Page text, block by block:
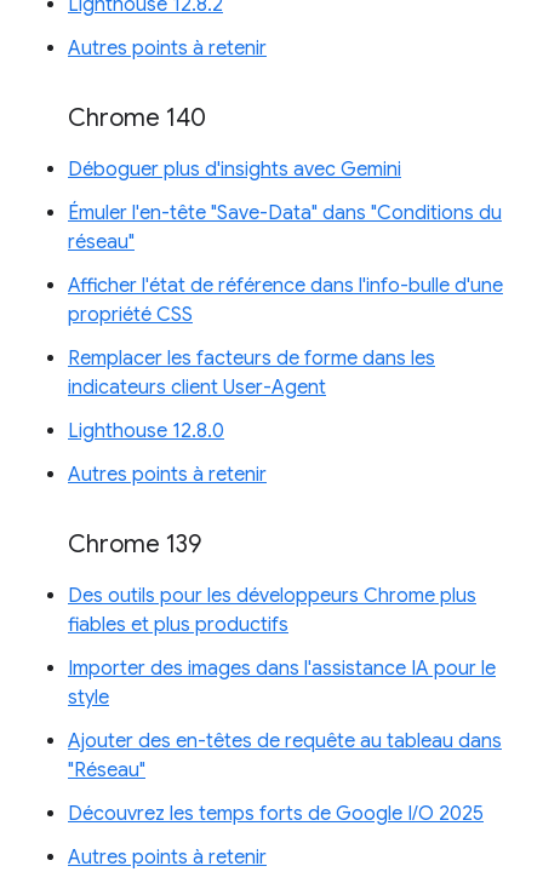
Autres points à retenir
Chrome 140
Déboguer plus d'insights avec Gemini
Émuler l'en-tête "Save-Data" dans "Conditions du
réseau"
Afficher l'état de référence dans l'info-bulle d'une
propriété CSS
Remplacer les facteurs de forme dans les
indicateurs client User-Agent
Lighthouse 12.8.0
Autres points à retenir
Chrome 139
Des outils pour les développeurs Chrome plus
fiables et plus productifs
Importer des images dans l'assistance IA pour le
style
Ajouter des en-têtes de requête au tableau dans
"Réseau"
Découvrez les temps forts de Google I/O 2025
Autres points à retenir